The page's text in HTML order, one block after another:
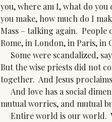
you, where am I, what do
you make, how much do I
Mass – talking again.
Rome, in London, in Paris, in
Some were scandalized,
But the wise priests did not
together. And Jesus
And love has a social
mutual worries, and mutual
Entire world is our world.